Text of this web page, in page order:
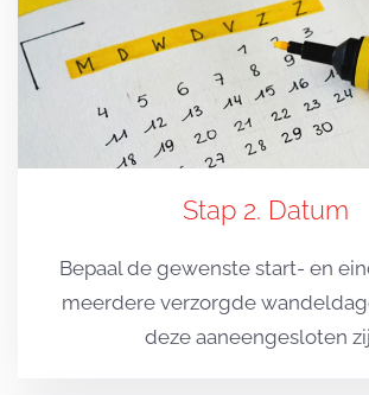
Stap 2. Datum
Bepaal de gewenste start- en
meerdere verzorgde
deze aaneengesloten